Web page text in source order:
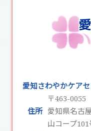
愛知さわやかケア
住所
〒463-0055
愛知県名古
山コープ101